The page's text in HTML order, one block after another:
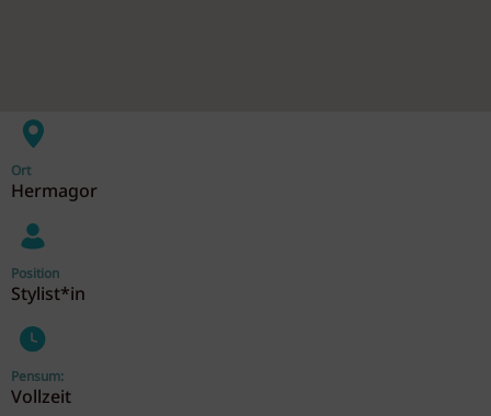
Ort
Hermagor
Position
Stylist*in
Pensum:
Vollzeit